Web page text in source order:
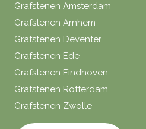
Grafstenen Amsterdam
Grafstenen Arnhem
Grafstenen Deventer
Grafstenen Ede
Grafstenen Eindhoven
Grafstenen Rotterdam
Grafstenen Zwolle